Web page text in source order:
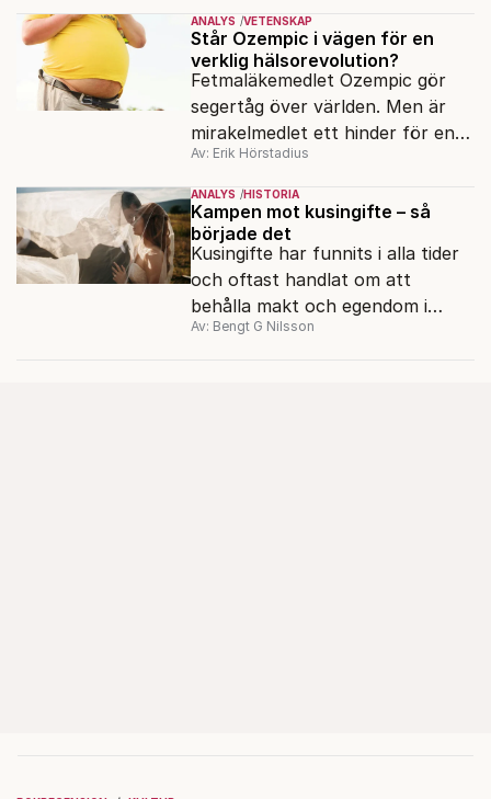
den 7 oktober 2023.
ANALYS VETENSKAP
Står Ozempic i vägen för en
verklig hälsorevolution?
Fetmaläkemedlet Ozempic gör
segertåg över världen. Men är
mirakelmedlet ett hinder för en
verklig hälsorevolution?
Av: Erik Hörstadius
ANALYS HISTORIA
Kampen mot kusingifte – så
började det
Kusingifte har funnits i alla tider
och oftast handlat om att
behålla makt och egendom i
släkten. Bengt G Nilsson undrar
Av: Bengt G Nilsson